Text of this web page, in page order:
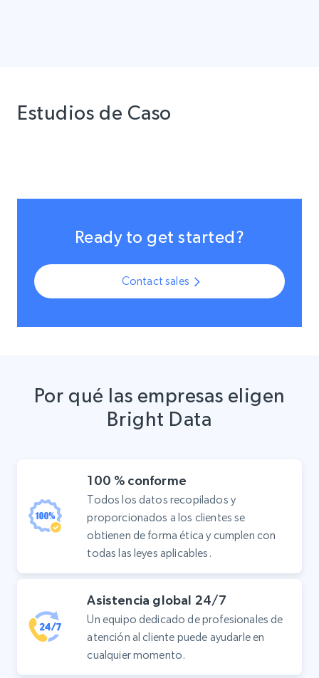
Estudios de Caso
Ready to get started?
Contact sales
Por qué las empresas eligen
Bright Data
100 % conforme
Todos los datos recopilados y
proporcionados a los clientes se
obtienen de forma ética y cumplen con
todas las leyes aplicables.
Asistencia global 24/7
Un equipo dedicado de profesionales de
atención al cliente puede ayudarle en
cualquier momento.